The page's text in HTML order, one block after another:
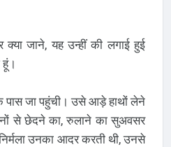
क्या जाने, यह उन्हीं की लगाई हुई
पास जा पहुंची। उसे आड़े हाथों लेने
से छेदने का, रुलाने का सुअवसर
उनका आदर करती थी, उनसे